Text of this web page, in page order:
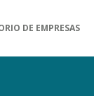
DE EMPRESAS